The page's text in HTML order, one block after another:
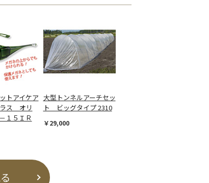
トアイケア
ス オリ
１５ＩＲ
大型トンネルアーチセッ
ト ビッグタイプ 2310
￥29,000